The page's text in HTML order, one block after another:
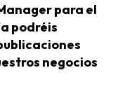
para el
podréis
negocios